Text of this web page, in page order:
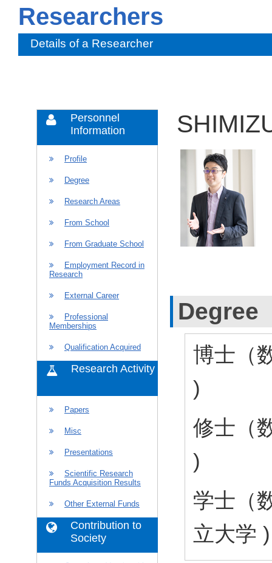
Researchers
Details of a Researcher
Personnel
Information
Profile
Degree
Research Areas
From School
From Graduate School
Employment Record in
Research
External Career
Professional
Memberships
Qualification Acquired
Research Activity
Papers
Misc
Presentations
Scientific Research
Funds Acquisition Results
Other External Funds
Contribution to
Society
Degree
博士（
)
修士（
)
学士（
立大学 )